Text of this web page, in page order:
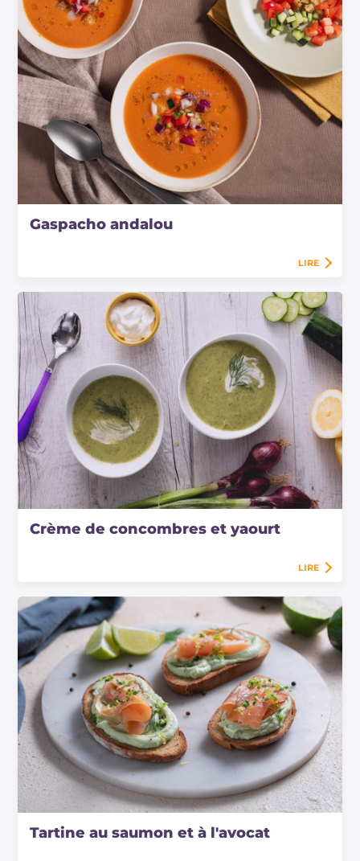
Gaspacho andalou
LIRE
Crème de concombres et yaourt
LIRE
Tartine au saumon et à l'avocat